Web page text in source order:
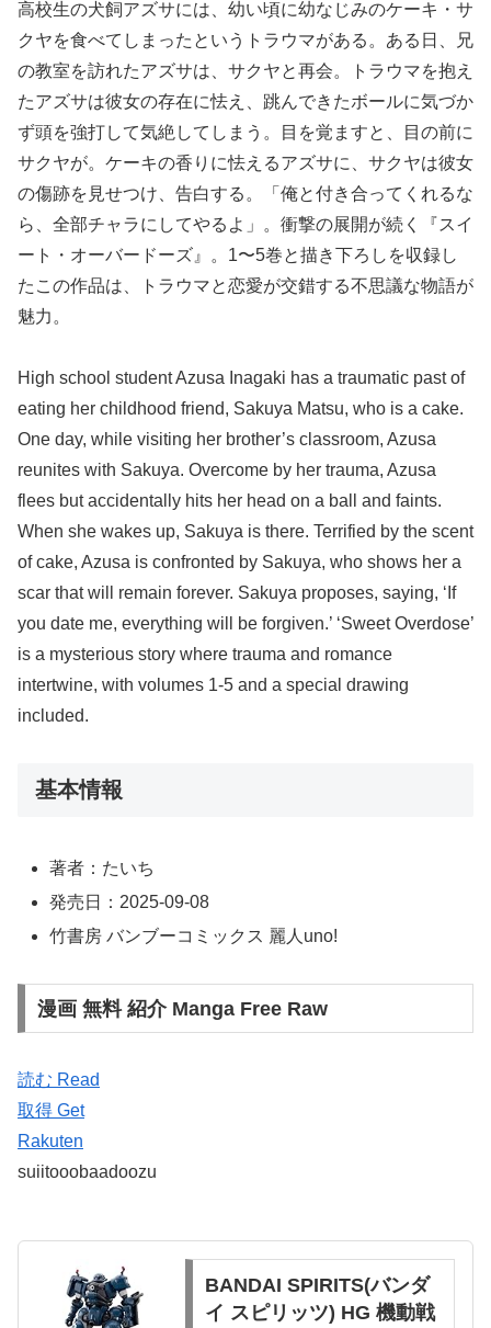
高校生の犬飼アズサには、幼い頃に幼なじみのケーキ・サ
クヤを食べてしまったというトラウマがある。ある日、兄
の教室を訪れたアズサは、サクヤと再会。トラウマを抱え
たアズサは彼女の存在に怯え、跳んできたボールに気づか
ず頭を強打して気絶してしまう。目を覚ますと、目の前に
サクヤが。ケーキの香りに怯えるアズサに、サクヤは彼女
の傷跡を見せつけ、告白する。「俺と付き合ってくれるな
ら、全部チャラにしてやるよ」。衝撃の展開が続く『スイ
ート・オーバードーズ』。1〜5巻と描き下ろしを収録し
たこの作品は、トラウマと恋愛が交錯する不思議な物語が
魅力。
High school student Azusa Inagaki has a traumatic past of
eating her childhood friend, Sakuya Matsu, who is a cake.
One day, while visiting her brother’s classroom, Azusa
reunites with Sakuya. Overcome by her trauma, Azusa
flees but accidentally hits her head on a ball and faints.
When she wakes up, Sakuya is there. Terrified by the scent
of cake, Azusa is confronted by Sakuya, who shows her a
scar that will remain forever. Sakuya proposes, saying, ‘If
you date me, everything will be forgiven.’ ‘Sweet Overdose’
is a mysterious story where trauma and romance
intertwine, with volumes 1-5 and a special drawing
included.
基本情報
著者：たいち
発売日：2025-09-08
竹書房 バンブーコミックス 麗人uno!
漫画 無料 紹介 Manga Free Raw
読む Read
取得 Get
Rakuten
suiitooobaadoozu
BANDAI SPIRITS(バンダ
イ スピリッツ) HG 機動戦